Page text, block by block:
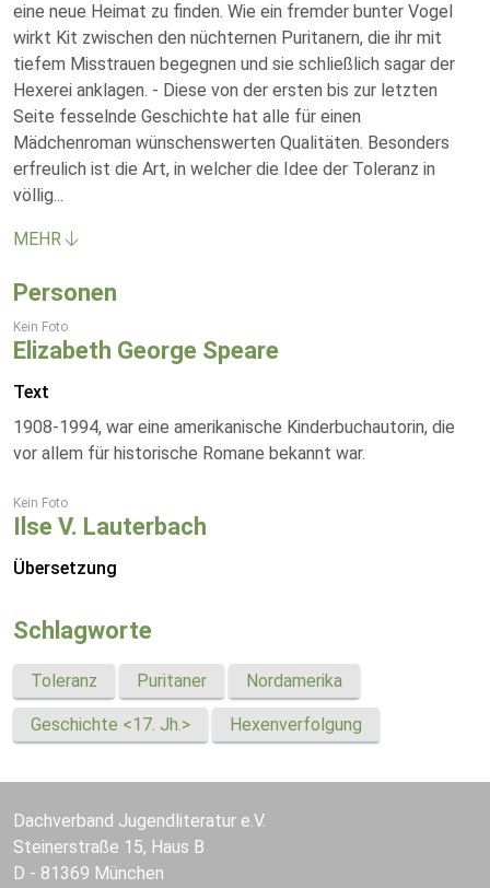
eine neue Heimat zu finden. Wie ein fremder bunter Vogel
wirkt Kit zwischen den nüchternen Puritanern, die ihr mit
tiefem Misstrauen begegnen und sie schließlich sagar der
Hexerei anklagen. - Diese von der ersten bis zur letzten
Seite fesselnde Geschichte hat alle für einen
Mädchenroman wünschenswerten Qualitäten. Besonders
erfreulich ist die Art, in welcher die Idee der Toleranz in
völlig...
MEHR
Personen
Kein Foto
Elizabeth George Speare
Text
1908-1994, war eine amerikanische Kinderbuchautorin, die
vor allem für historische Romane bekannt war.
Kein Foto
Ilse V. Lauterbach
Übersetzung
Schlagworte
Toleranz Puritaner Nordamerika
Geschichte <17. Jh.> Hexenverfolgung
Dachverband Jugendliteratur e.V.
Steinerstraße 15, Haus B
D - 81369 München